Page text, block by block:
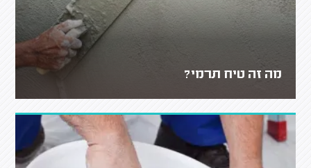
מה זה טיח תרמי?